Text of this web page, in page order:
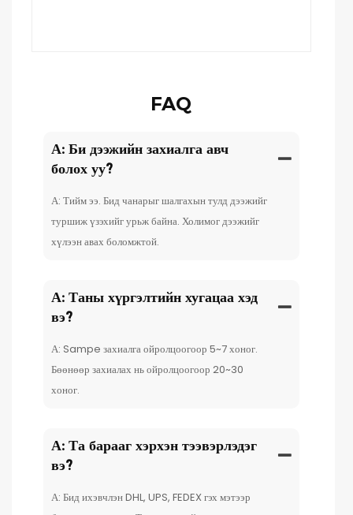
FAQ
А: Би дээжийн захиалга авч
болох уу?
А: Тийм ээ. Бид чанарыг шалгахын тулд дээжийг
туршиж үзэхийг урьж байна. Холимог дээжийг
хүлээн авах боломжтой.
А: Таны хүргэлтийн хугацаа хэд
вэ?
А: Sampe захиалга ойролцоогоор 5~7 хоног.
Бөөнөөр захиалах нь ойролцоогоор 20~30
хоног.
А: Та барааг хэрхэн тээвэрлэдэг
вэ?
А: Бид ихэвчлэн DHL, UPS, FEDEX гэх мэтээр